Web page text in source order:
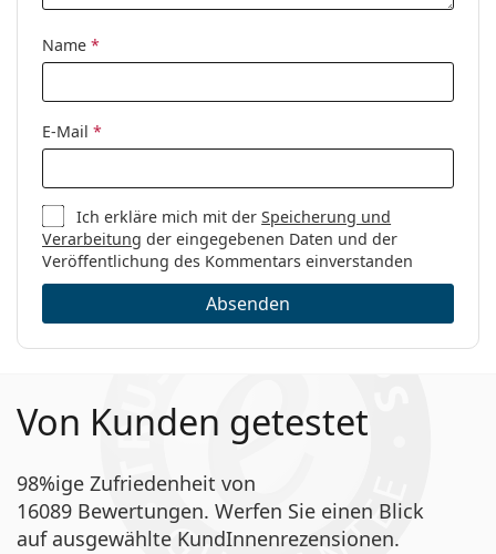
Name *
E-Mail *
Ich erkläre mich mit derSpeicherung und
Verarbeitung der eingegebenen Daten und der
Veröffentlichung des Kommentars einverstanden
Absenden
Von Kunden getestet
98%ige Zufriedenheit von
16089 Bewertungen. Werfen Sie einen Blick
auf ausgewählte KundInnenrezensionen.